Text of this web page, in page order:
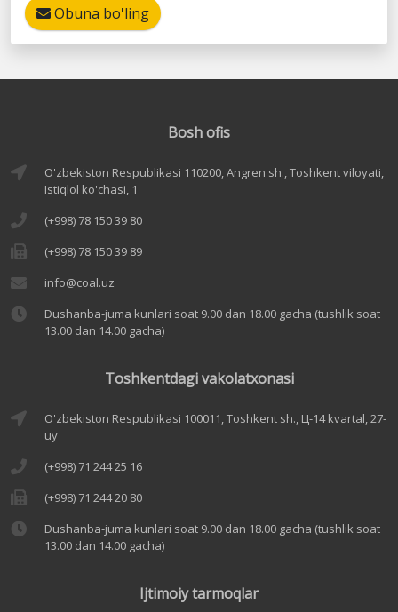
Obuna bo'ling
Bosh ofis
O'zbekiston Respublikasi 110200, Angren sh., Toshkent viloyati,
Istiqlol ko'chasi, 1
(+998) 78 150 39 80
(+998) 78 150 39 89
info@coal.uz
Dushanba-juma kunlari soat 9.00 dan 18.00 gacha (tushlik soat
13.00 dan 14.00 gacha)
Toshkentdagi vakolatxonasi
O'zbekiston Respublikasi 100011, Toshkent sh., Ц-14 kvartal, 27-
uy
(+998) 71 244 25 16
(+998) 71 244 20 80
Dushanba-juma kunlari soat 9.00 dan 18.00 gacha (tushlik soat
13.00 dan 14.00 gacha)
Ijtimoiy tarmoqlar